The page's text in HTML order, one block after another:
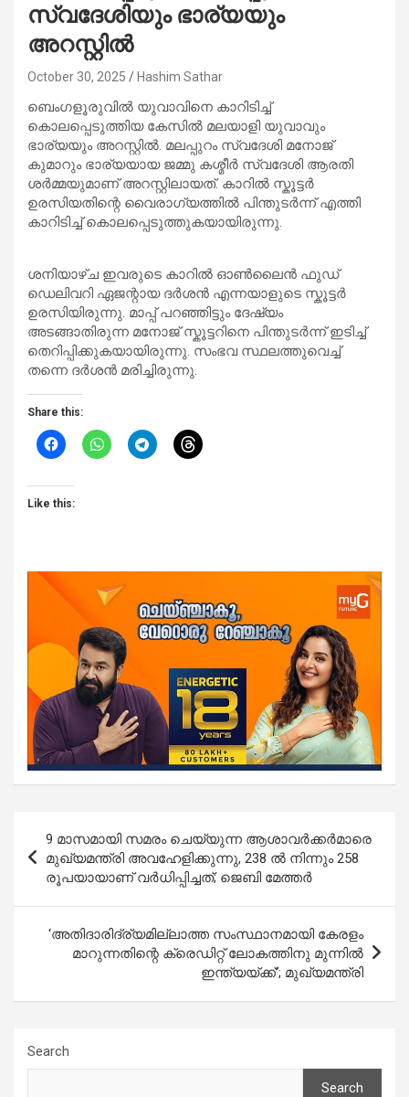
സ്വദേശിയും ഭാര്യയും
അറസ്റ്റിൽ
October 30, 2025 Hashim Sathar
ബെംഗളൂരുവിൽ യുവാവിനെ കാറിടിച്ച്
കൊലപ്പെടുത്തിയ കേസിൽ മലയാളി യുവാവും
ഭാര്യയും അറസ്റ്റിൽ. മലപ്പുറം സ്വദേശി മനോജ്
കുമാറും ഭാര്യയായ ജമ്മു കശ്മീർ സ്വദേശി ആരതി
ശർമ്മയുമാണ് അറസ്റ്റിലായത്. കാറിൽ സ്കൂട്ടർ
ഉരസിയതിന്റെ വൈരാഗ്യത്തിൽ പിന്തുടർന്ന് എത്തി
കാറിടിച്ച് കൊലപ്പെടുത്തുകയായിരുന്നു.
ശനിയാഴ്ച ഇവരുടെ കാറിൽ ഓൺലൈൻ ഫുഡ്
ഡെലിവറി ഏജന്റായ ദർശൻ എന്നയാളുടെ സ്കൂട്ടർ
ഉരസിയിരുന്നു. മാപ്പ് പറഞ്ഞിട്ടും ദേഷ്യം
അടങ്ങാതിരുന്ന മനോജ് സ്കൂട്ടറിനെ പിന്തുടർന്ന് ഇടിച്ച്
തെറിപ്പിക്കുകയായിരുന്നു. സംഭവ സ്ഥലത്തുവെച്ച്
തന്നെ ദർശൻ മരിച്ചിരുന്നു.
Share this:
Like this:
navigation
9 മാസമായി സമരം ചെയ്യുന്ന ആശാവർക്കർമാരെ
മുഖ്യമന്ത്രി അവഹേളിക്കുന്നു, 238 ൽ നിന്നും 258
രൂപയായാണ് വർധിപ്പിച്ചത്; ജെബി മേത്തർ
‘അതിദാരിദ്ര്യമില്ലാത്ത സംസ്ഥാനമായി കേരളം
മാറുന്നതിന്റെ ക്രെഡിറ്റ് ലോകത്തിനു മുന്നിൽ
ഇന്ത്യയ്ക്ക്’; മുഖ്യമന്ത്രി
Search
Search